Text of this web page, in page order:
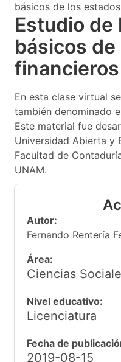
básicos de los
Estudio de
básicos
En esta clase virtual
también denominado
Este material fue
Universidad Abierta y
Facultad de
UNAM.
Autor:
Fernando Rentería
Área:
Ciencias
Nivel educativo:
Licenciatura
Fecha de
2019-08-15